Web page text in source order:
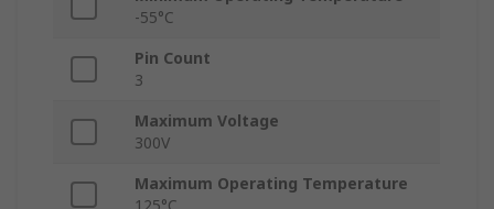
-55°C
Pin Count
3
Maximum Voltage
300V
Maximum Operating Temperature